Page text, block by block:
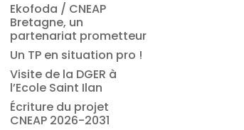
Ekofoda / CNEAP
Bretagne, un
partenariat prometteur
Un TP en situation pro !
Visite de la DGER à
l’Ecole Saint Ilan
Écriture du projet
CNEAP 2026-2031